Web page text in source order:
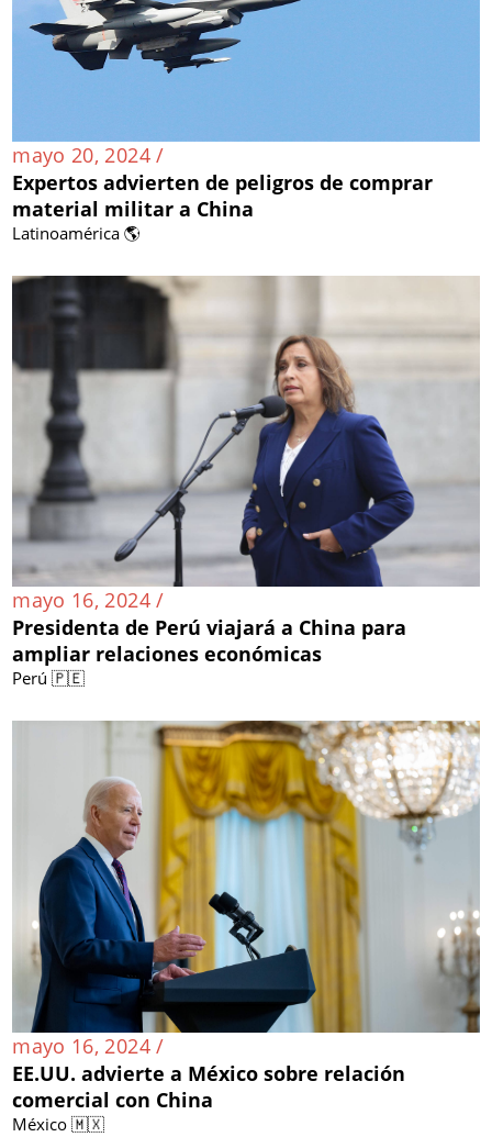
mayo 20, 2024 /
Expertos advierten de peligros de comprar
material militar a China
Latinoamérica 🌎
mayo 16, 2024 /
Presidenta de Perú viajará a China para
ampliar relaciones económicas
Perú 🇵🇪
mayo 16, 2024 /
EE.UU. advierte a México sobre relación
comercial con China
México 🇲🇽